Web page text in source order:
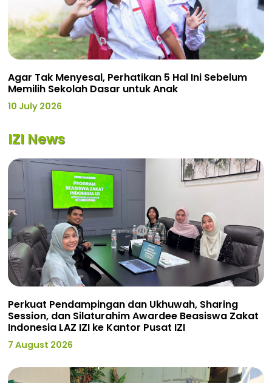
Agar Tak Menyesal, Perhatikan 5 Hal Ini Sebelum
Memilih Sekolah Dasar untuk Anak
10 July 2026
IZI News
Perkuat Pendampingan dan Ukhuwah, Sharing
Session, dan Silaturahim Awardee Beasiswa Zakat
Indonesia LAZ IZI ke Kantor Pusat IZI
7 August 2026